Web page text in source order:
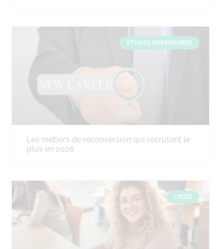
ÉTUDES SUPÉRIEURES
Les métiers de reconversion qui recrutent le
plus en 2026
LYCÉE